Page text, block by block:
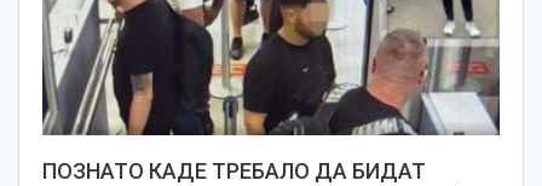
ПОЗНАТО КАДЕ ТРЕБАЛО ДА БИДАТ